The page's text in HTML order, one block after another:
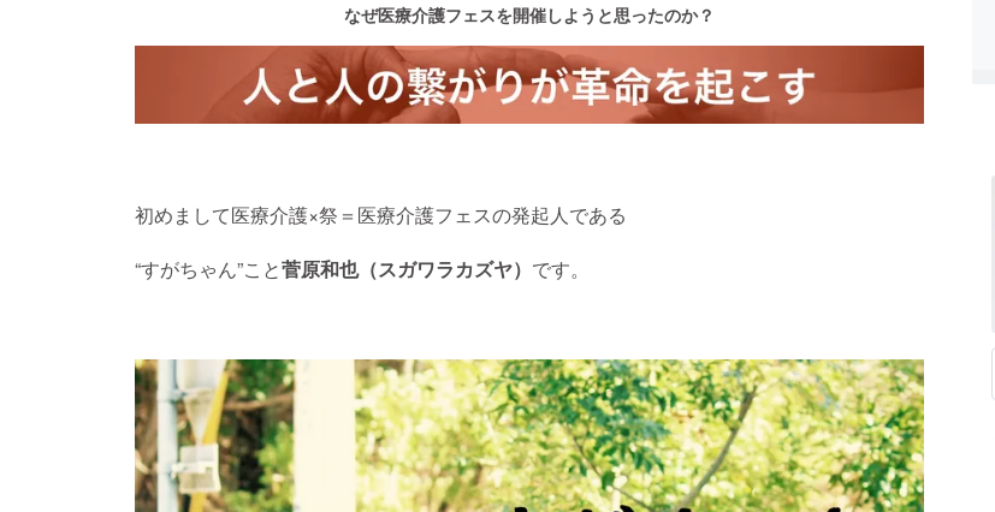
なぜ医療介護フェスを開催しようと思ったのか？
初めまして医療介護×祭＝医療介護フェスの発起人である
“すがちゃん”こと菅原和也（スガワラカズヤ） です。